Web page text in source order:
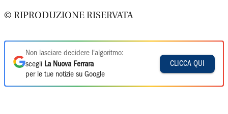
© RIPRODUZIONE RISERVATA
Non lasciare decidere l'algoritmo:
scegli La Nuova Ferrara
per le tue notizie su Google
CLICCA QUI